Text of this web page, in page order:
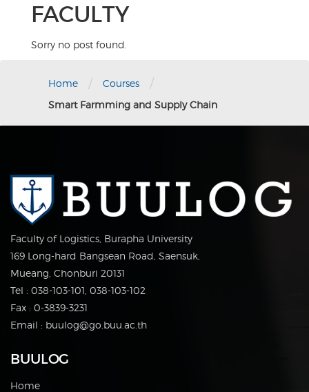
FACULTY
Sorry no post found.
Home / Courses /
Smart Farmming and Supply Chain
Faculty of Logistics, Burapha University
169 Long-hard Bangsean Road, Saensuk,
Mueang, Chonburi 20131
Tel : 038-103-101, 038-103-102
Fax : 0-3839-3231
Email : buulog@go.buu.ac.th
BUULOG
Home